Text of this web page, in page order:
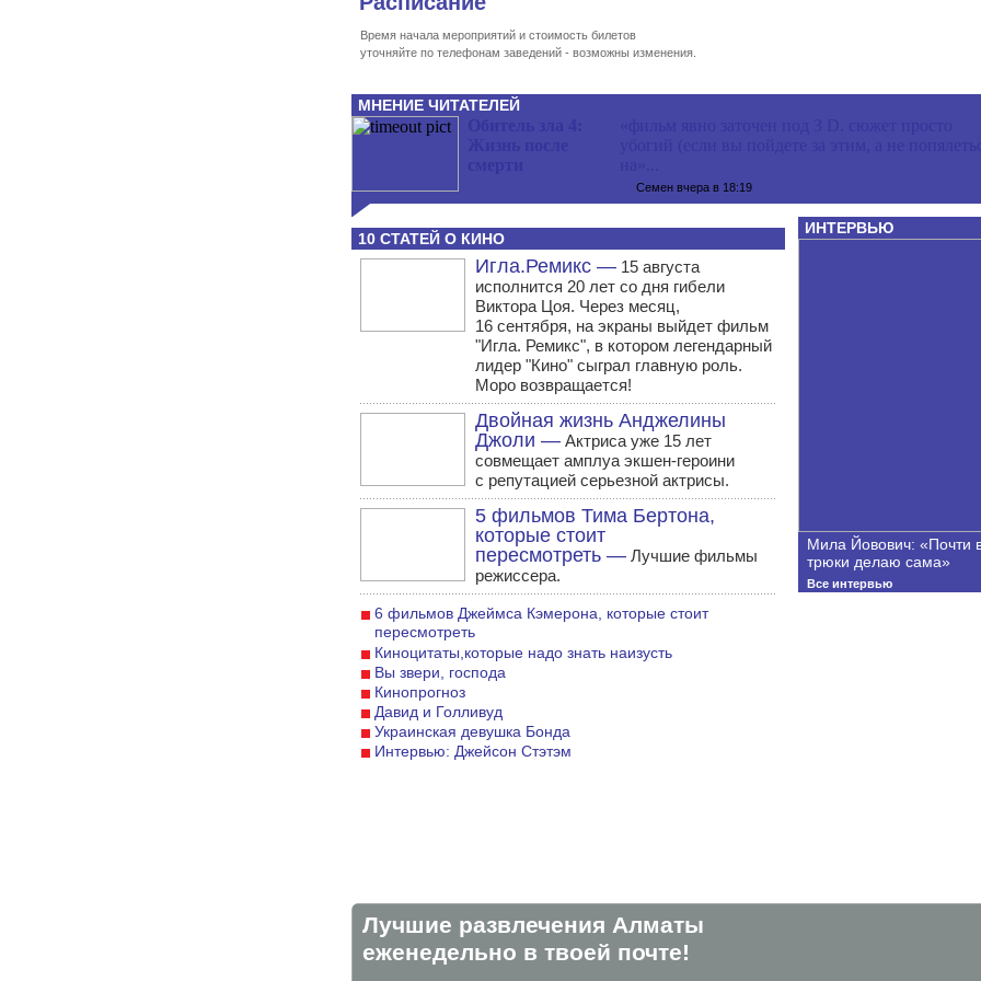
Время начала мероприятий и стоимость билетов
уточняйте по телефонам заведений - возможны изменения.
МНЕНИЕ ЧИТАТЕЛЕЙ
Семенвчера в 18:19
10 СТАТЕЙ О КИНО
Игла.Ремикс —15 августа
исполнится 20 лет со дня гибели
Виктора Цоя. Через месяц,
16 сентября, на экраны выйдет фильм
"Игла. Ремикс", в котором легендарный
лидер "Кино" сыграл главную роль.
Моро возвращается!
Двойная жизнь Анджелины
Джоли —Актриса уже 15 лет
совмещает амплуа экшен-героини
с репутацией серьезной актрисы.
5 фильмов Тима Бертона,
которые стоит
пересмотреть —Лучшие фильмы
режиссера.
6 фильмов Джеймса Кэмерона, которые стоит
пересмотреть
Киноцитаты,которые надо знать наизусть
Вы звери, господа
Кинопрогноз
Давид и Голливуд
Украинская девушка Бонда
Интервью: Джейсон Стэтэм
ИНТЕРВЬЮ
Мила Йовович: «Почти
трюки делаю сама»
Все интервью
Лучшие развлечения Алматы
eженедельно в твоей почте!